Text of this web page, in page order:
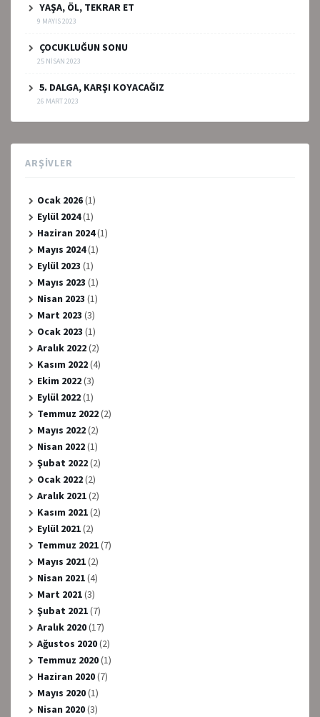
YAŞA, ÖL, TEKRAR ET
9 MAYIS 2023
ÇOCUKLUĞUN SONU
25 NISAN 2023
5. DALGA, KARŞI KOYACAĞIZ
26 MART 2023
ARŞIVLER
Ocak 2026(1)
Eylül 2024(1)
Haziran 2024(1)
Mayıs 2024(1)
Eylül 2023 (1)
Mayıs 2023 (1)
Nisan 2023 (1)
Mart 2023 (3)
Ocak 2023 (1)
Aralık 2022(2)
Kasım 2022(4)
Ekim 2022(3)
Eylül 2022(1)
Temmuz 2022(2)
Mayıs 2022(2)
Nisan 2022(1)
Şubat 2022(2)
Ocak 2022(2)
Aralık 2021(2)
Kasım 2021(2)
Eylül 2021(2)
Temmuz 2021(7)
Mayıs 2021(2)
Nisan 2021(4)
Mart 2021(3)
Şubat 2021(7)
Aralık 2020(17)
Ağustos 2020(2)
Temmuz 2020(1)
Haziran 2020(7)
Mayıs 2020(1)
Nisan 2020(3)